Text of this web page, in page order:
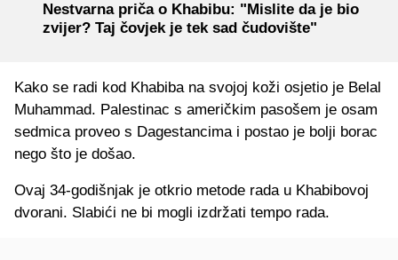
Nestvarna priča o Khabibu: "Mislite da je bio
zvijer? Taj čovjek je tek sad čudovište"
Kako se radi kod Khabiba na svojoj koži osjetio je Belal
Muhammad. Palestinac s američkim pasošem je osam
sedmica proveo s Dagestancima i postao je bolji borac
nego što je došao.
Ovaj 34-godišnjak je otkrio metode rada u Khabibovoj
dvorani. Slabići ne bi mogli izdržati tempo rada.